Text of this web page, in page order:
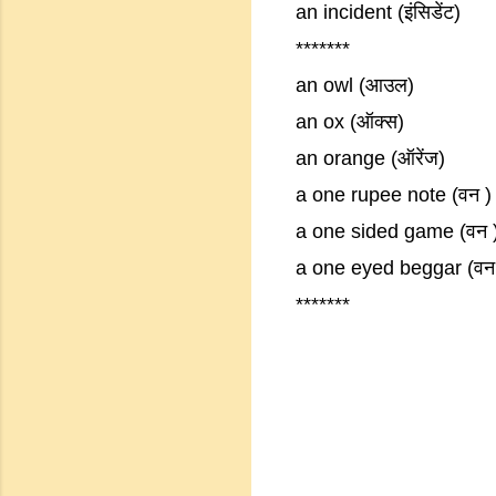
an incident (इंसिडेंट)
*******
an owl (आउल)
an ox (ऑक्स)
an orange (ऑरेंज)
a one rupee note (वन )
a one sided game (वन
a one eyed beggar
*******